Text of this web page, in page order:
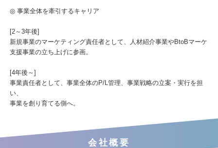
◎ 事業全体を牽引するキャリア
[2～3年後]
新規事業のマーケティング責任者として、人材紹介事業やBtoBマーケ
支援事業の立ち上げに参画。
[4年後～]
事業責任者として、事業全体のP/L管理、事業戦略の立案・実行を担
い、
事業を創り育てる側へ。
会社概要